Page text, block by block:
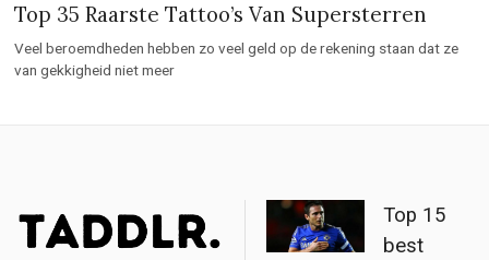
Top 35 Raarste Tattoo’s Van Supersterren
Veel beroemdheden hebben zo veel geld op de rekening staan dat ze
van gekkigheid niet meer
Top 15
best